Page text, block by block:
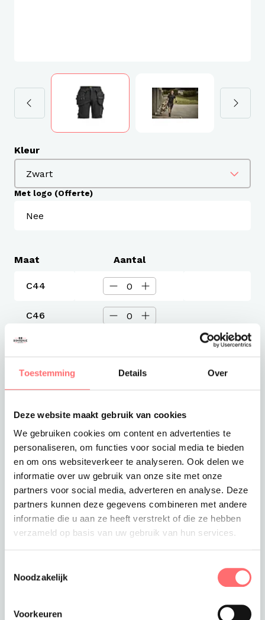
Toestemming Details Over
Deze website maakt gebruik van cookies
We gebruiken cookies om content en advertenties te
personaliseren, om functies voor social media te bieden
en om ons websiteverkeer te analyseren. Ook delen we
informatie over uw gebruik van onze site met onze
partners voor social media, adverteren en analyse. Deze
partners kunnen deze gegevens combineren met andere
informatie die u aan ze heeft verstrekt of die ze hebben
verzameld op basis van uw gebruik van hun services.
Noodzakelijk
Voorkeuren
Kleur
Met logo (Offerte)
Maat Aantal
C44
C46
C48
C50
Maat Aantal
C56
C58
C62
Levertijd